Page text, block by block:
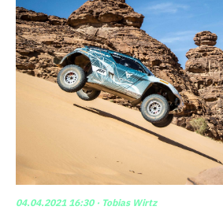
04.04.2021 16:30· Tobias Wirtz